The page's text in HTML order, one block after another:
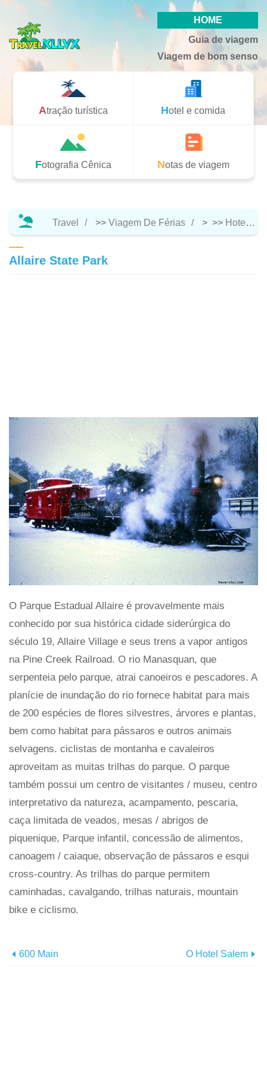
HOME
Guia de viagem
Viagem de bom senso
Atração turística Hotel e comida
Fotografia Cênica Notas de viagem
Travel >> Viagem De Férias > >> Hotel E Comida
Allaire State Park
O Parque Estadual Allaire é provavelmente mais
conhecido por sua histórica cidade siderúrgica do
século 19, Allaire Village e seus trens a vapor antigos
na Pine Creek Railroad. O rio Manasquan, que
serpenteia pelo parque, atrai canoeiros e pescadores. A
planície de inundação do rio fornece habitat para mais
de 200 espécies de flores silvestres, árvores e plantas,
bem como habitat para pássaros e outros animais
selvagens. ciclistas de montanha e cavaleiros
aproveitam as muitas trilhas do parque. O parque
também possui um centro de visitantes / museu, centro
interpretativo da natureza, acampamento, pescaria,
caça limitada de veados, mesas / abrigos de
piquenique, Parque infantil, concessão de alimentos,
canoagem / caiaque, observação de pássaros e esqui
cross-country. As trilhas do parque permitem
caminhadas, cavalgando, trilhas naturais, mountain
bike e ciclismo.
600 Main O Hotel Salem